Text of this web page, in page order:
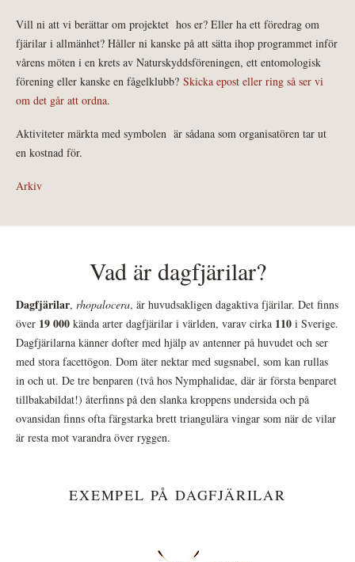
Vill ni att vi berättar om projektet hos er? Eller ha ett föredrag om
fjärilar i allmänhet? Håller ni kanske på att sätta ihop programmet inför
vårens möten i en krets av Naturskyddsföreningen, ett entomologisk
förening eller kanske en fågelklubb? Skicka epost eller ring så ser vi
om det går att ordna.
Aktiviteter märkta med symbolen är sådana som organisatören tar ut
en kostnad för.
Arkiv
Vad är dagfjärilar?
Dagfjärilar, rhopalocera, är huvudsakligen dagaktiva fjärilar. Det finns
över 19 000 kända arter dagfjärilar i världen, varav cirka 110 i Sverige.
Dagfjärilarna känner dofter med hjälp av antenner på huvudet och ser
med stora facettögon. Dom äter nektar med sugsnabel, som kan rullas
in och ut. De tre benparen (två hos Nymphalidae, där är första benparet
tillbakabildat!) återfinns på den slanka kroppens undersida och på
ovansidan finns ofta färgstarka brett triangulära vingar som när de vilar
är resta mot varandra över ryggen.
EXEMPEL PÅ DAGFJÄRILAR